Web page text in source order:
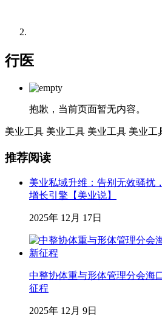
行医
抱歉，当前页面暂无内容。
美业工具 美业工具 美业工具 美业工
推荐阅读
美业私域升维：告别无效骚扰
增长引擎【美业说】
2025年 12月 17日
中整协体重与形体管理分会海
征程
2025年 12月 9日